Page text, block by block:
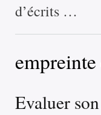
d’écrits …
Evaluer